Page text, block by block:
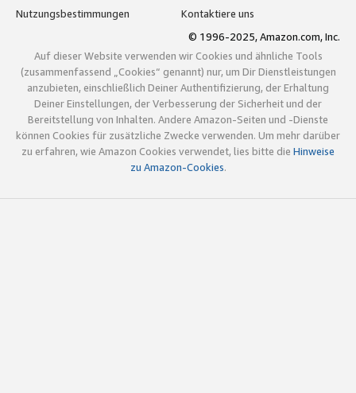
Nutzungsbestimmungen
Kontaktiere uns
© 1996-2025, Amazon.com, Inc.
Auf dieser Website verwenden wir Cookies und ähnliche Tools
(zusammenfassend „Cookies“ genannt) nur, um Dir Dienstleistungen
anzubieten, einschließlich Deiner Authentifizierung, der Erhaltung
Deiner Einstellungen, der Verbesserung der Sicherheit und der
Bereitstellung von Inhalten. Andere Amazon-Seiten und -Dienste
können Cookies für zusätzliche Zwecke verwenden. Um mehr darüber
zu erfahren, wie Amazon Cookies verwendet, lies bitte die Hinweise
zu Amazon-Cookies.